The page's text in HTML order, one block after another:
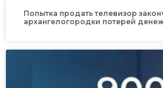
Попытка продать телевизор
архангелогородки потерей